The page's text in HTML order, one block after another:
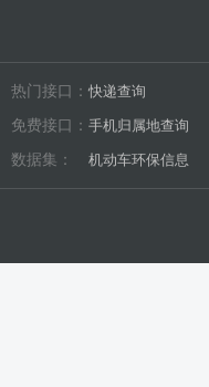
热门接口： 快递查询
免费接口： 手机归属地查询
数据集： 机动车环保信息